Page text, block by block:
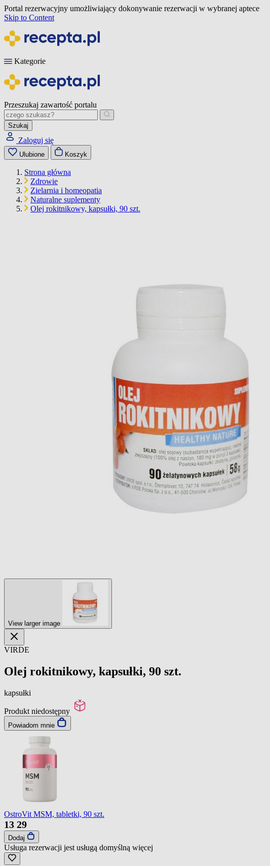
Portal rezerwacyjny umożliwiający dokonywanie rezerwacji w wybranej aptece
Skip to Content
Kategorie
Przeszukaj zawartość portalu
Szukaj
Zaloguj się
Ulubione Koszyk
Strona główna
Zdrowie
Zielarnia i homeopatia
Naturalne suplementy
Olej rokitnikowy, kapsułki, 90 szt.
View larger image
VIRDE
Olej rokitnikowy, kapsułki, 90 szt.
kapsułki
Produkt niedostępny
Powiadom mnie
OstroVit MSM, tabletki, 90 szt.
13 29
Dodaj
Usługa rezerwacji jest usługą domyślną więcej